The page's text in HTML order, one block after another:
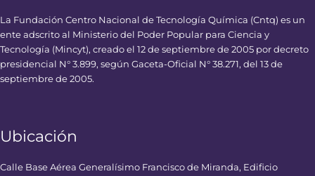
La Fundación Centro Nacional de Tecnología Química (Cntq) es un
ente adscrito al Ministerio del Poder Popular para Ciencia y
Tecnología (Mincyt), creado el 12 de septiembre de 2005 por decreto
presidencial N° 3.899, según Gaceta-Oficial N° 38.271, del 13 de
septiembre de 2005.
Ubicación
Calle Base Aérea Generalísimo Francisco de Miranda, Edificio